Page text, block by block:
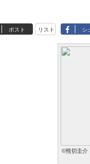
ポスト リスト シ
©熊切圭介